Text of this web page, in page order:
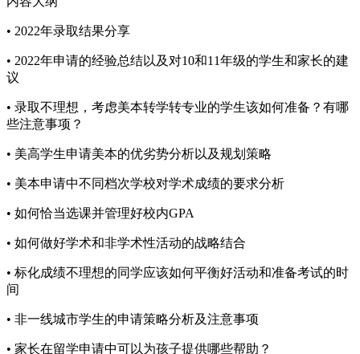
• 2022年录取结果分享
• 2022年申请的经验总结以及对10和11年级的学生和家长的建
议
• 录取不理想，考虑美本转学转专业的学生该如何准备？有哪
些注意事项？
• 美高学生申请美本的优劣势分析以及规划策略
• 美本申请中不同档次学校对学术成绩的要求分析
• 如何恰当选课并管理好校内GPA
• 如何做好学术和非学术性活动的战略结合
• 标化成绩不理想的同学应该如何平衡好活动和准备考试的时
间
• 非一线城市学生的申请策略分析及注意事项
• 家长在留学申请中可以为孩子提供哪些帮助？